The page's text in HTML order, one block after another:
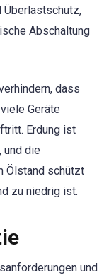
Überlastschutz,
Abschaltung
dass
Geräte
Erdung ist
und die
Ölstand schützt
zu niedrig ist.
und